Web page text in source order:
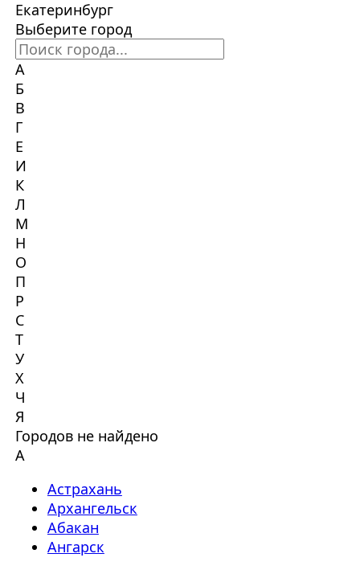
Екатеринбург
Выберите город
А
Б
В
Г
Е
И
К
Л
М
Н
О
П
Р
С
Т
У
Х
Ч
Я
Городов не найдено
А
Астрахань
Архангельск
Абакан
Ангарск